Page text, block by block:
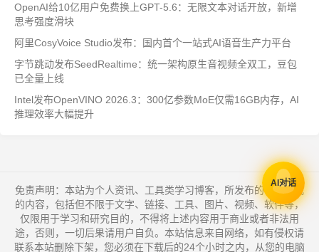
OpenAI给10亿用户免费换上GPT-5.6：无限文本对话开放，新增
思考强度滑块
阿里CosyVoice Studio发布：国内首个一站式AI语音生产力平台
字节跳动发布SeedRealtime：统一架构原生音视频全双工，豆包
已全量上线
Intel发布OpenVINO 2026.3：300亿参数MoE仅需16GB内存，AI
推理效率大幅提升
免责声明：本站为个人资讯、工具类学习博客，所发布的一切形式
的内容，包括但不限于文字、链接、工具、图片、视频、软件等，
仅限用于学习和研究目的，不得将上述内容用于商业或者非法用
途，否则，一切后果请用户自负。本站信息来自网络，如有侵权请
联系本站删除下架，您必须在下载后的24个小时之内，从您的电脑
AI对话